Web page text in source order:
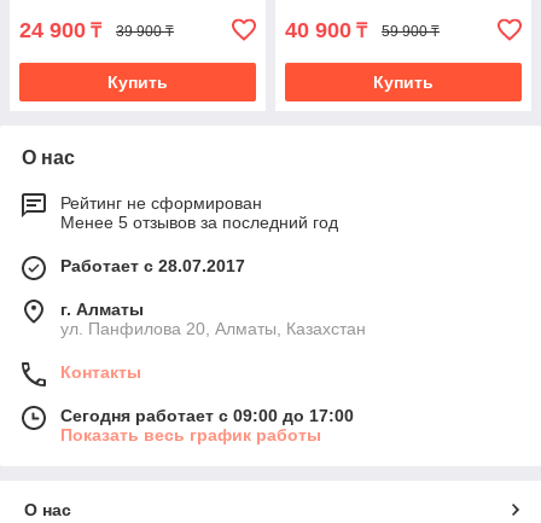
24 900 ₸ 39 900 ₸
Купить
40 900 ₸ 59 900 ₸
Купить
О нас
Рейтинг не сформирован
Менее 5 отзывов за последний год
Работает с 28.07.2017
г. Алматы
ул. Панфилова 20, Алматы, Казахстан
Контакты
Сегодня работает с 09:00 до 17:00
Показать весь график работы
О нас